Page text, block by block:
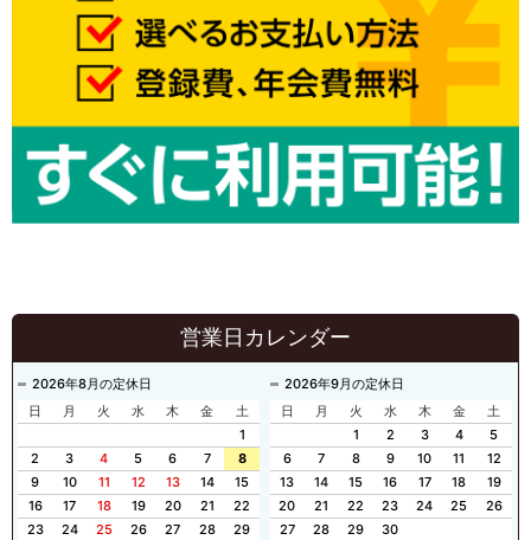
営業日カレンダー
2026年8月の定休日
日
月 火 水 木 金
土
1
2
3 4 5 6 7
8
9
10 11 12 13 14
15
16
17 18 19 20 21
22
23
24 25 26 27 28
29
2026年9月の定休日
日
月 火 水 木 金
土
1
2 3 4
5
6
7 8 9 10 11
12
13
14 15 16 17 18
19
20
21 22 23 24 25
26
27
28 29 30